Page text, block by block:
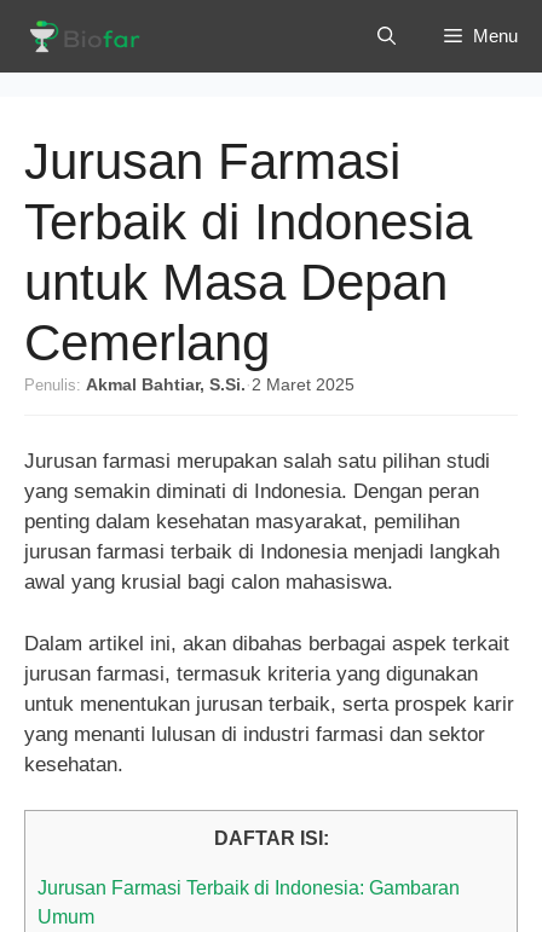
isi
Menu
Jurusan Farmasi
Terbaik di Indonesia
untuk Masa Depan
Cemerlang
Penulis: Akmal Bahtiar, S.Si. · 2 Maret 2025
Jurusan farmasi merupakan salah satu pilihan studi
yang semakin diminati di Indonesia. Dengan peran
penting dalam kesehatan masyarakat, pemilihan
jurusan farmasi terbaik di Indonesia menjadi langkah
awal yang krusial bagi calon mahasiswa.
Dalam artikel ini, akan dibahas berbagai aspek terkait
jurusan farmasi, termasuk kriteria yang digunakan
untuk menentukan jurusan terbaik, serta prospek karir
yang menanti lulusan di industri farmasi dan sektor
kesehatan.
DAFTAR ISI:
Jurusan Farmasi Terbaik di Indonesia: Gambaran
Umum